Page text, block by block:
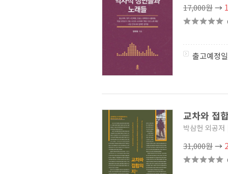
17,000원→
출고예정
교차와 접
박삼헌 외공저
31,000원→